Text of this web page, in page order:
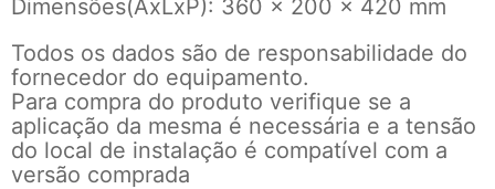
Dimensões(AxLxP): 360 x 200 x 420 mm
Todos os dados são de responsabilidade do
fornecedor do equipamento.
Para compra do produto verifique se a
aplicação da mesma é necessária e a tensão
do local de instalação é compatível com a
versão comprada